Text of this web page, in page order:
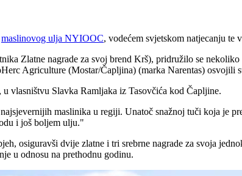
maslinovog ulja NYIOOC, vodećem svjetskom natjecanju te
Zlatne nagrade za svoj brend Krš), pridružilo se
Agriculture (Mostar/Čapljina) (marka Narentas) osvojili
vlasništvu Slavka Ramljaka iz Tasovčića kod Čapljine.
maslinika u regiji. Unatoč snažnoj tuči koja je
i još boljem ulju."
osiguravši dvije zlatne i tri srebrne nagrade za svoja
u odnosu na prethodnu godinu.